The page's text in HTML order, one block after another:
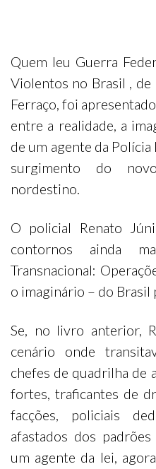
Quem leu Guerra
Violentos no Brasil , de
Ferraço, foi
entre a realidade, a
de um agente da
surgimento do
nordestino.
O policial Renato
contornos ainda
Transnacional:
o imaginário – do Brasil
Se, no livro anterior,
cenário onde
chefes de quadrilha de
fortes, traficantes de
facções, policiais
afastados dos
um agente da lei,